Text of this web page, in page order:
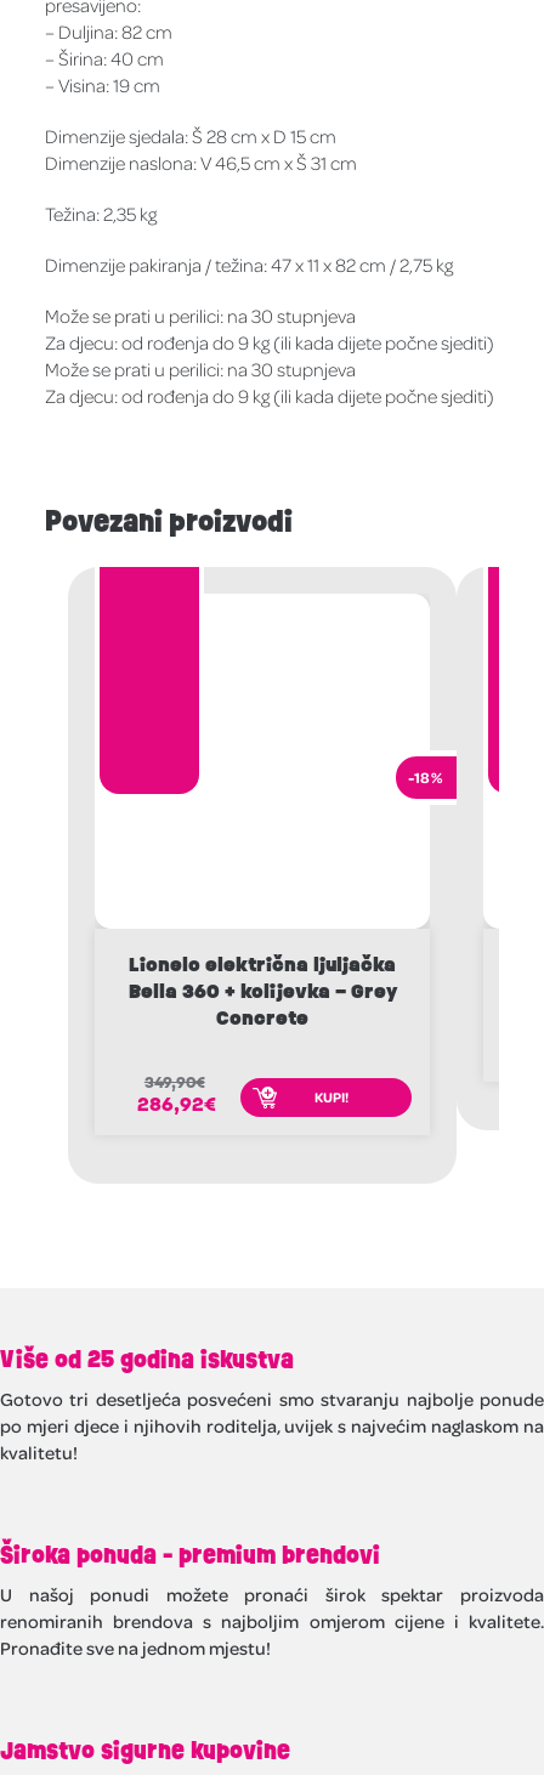
– Duljina: 82 cm
– Širina: 40 cm
– Visina: 19 cm
Dimenzije sjedala: Š 28 cm x D 15 cm
Dimenzije naslona: V 46,5 cm x Š 31 cm
Težina: 2,35 kg
Dimenzije pakiranja / težina: 47 x 11 x 82 cm / 2,75 kg
Može se prati u perilici: na 30 stupnjeva
Za djecu: od rođenja do 9 kg (ili kada dijete počne sjediti)
Može se prati u perilici: na 30 stupnjeva
Za djecu: od rođenja do 9 kg (ili kada dijete počne sjediti)
Povezani proizvodi
-18%
Lionelo električna ljuljačka
Bella 360 + kolijevka – Grey
Concrete
349,90€
286,92€ KUPI!
Više od 25 godina iskustva
Gotovo tri desetljeća posvećeni smo stvaranju najbolje ponude
po mjeri djece i njihovih roditelja, uvijek s najvećim naglaskom na
kvalitetu!
Široka ponuda - premium brendovi
U našoj ponudi možete pronaći širok spektar proizvoda
renomiranih brendova s najboljim omjerom cijene i kvalitete.
Pronađite sve na jednom mjestu!
Jamstvo sigurne kupovine